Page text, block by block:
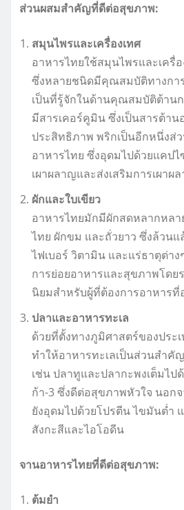
ส่วนผสมสำคัญที่ดีต่อสุขภาพ:
สมุนไพรและเครื่องเทศ
อาหารไทยใช้สมุนไพรและเครื่
ซึ่งหลายชนิดมีคุณสมบัติทางกา
เป็นที่รู้จักในด้านคุณสมบัติต้าน
มีสารเคอร์คูมิน ซึ่งเป็นสารต้า
ประสิทธิภาพ พริกเป็นอีกหนึ่งส่
อาหารไทย ซึ่งอุดมไปด้วยแคป
เผาผลาญและส่งเสริมการเผาผ
ผักและใบเขียว
อาหารไทยมักมีผักสดหลากหล
ไทย ผักขม และถั่วยาว ซึ่งล้วน
ไฟเบอร์ วิตามิน และแร่ธาตุต่า
การย่อยอาหารและสุขภาพโดย
นิยมสำหรับผู้ที่ต้องการอาหารที่
ปลาและอาหารทะเล
ด้วยที่ตั้งทางภูมิศาสตร์ของประ
ทำให้อาหารทะเลเป็นส่วนสำคั
เช่น ปลาทูและปลากะพงเต็มไป
ก้า-3 ซึ่งดีต่อสุขภาพหัวใจ นอก
ยังอุดมไปด้วยโปรตีน ไขมันต่ำ
สังกะสีและไอโอดีน
จานอาหารไทยที่ดีต่อสุขภาพ:
ต้มยำ